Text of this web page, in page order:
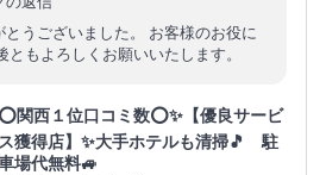
うございました。 お客様のお役に
ともよろしくお願いいたします。
⭕関西１位口コミ数⭕✨【優良サービ
ス獲得店】✨大手ホテルも清掃🎵 駐
場代無料🚙